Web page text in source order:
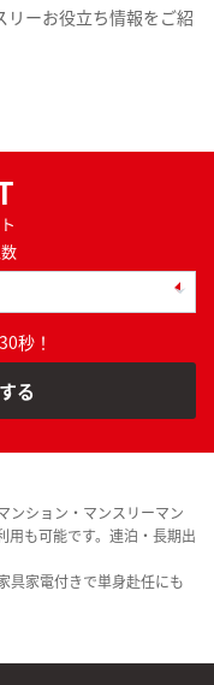
リーお役立ち情報をご紹
秒！
る
ンション・マンスリーマン
用も可能です。連泊・長期出
具家電付きで単身赴任にも